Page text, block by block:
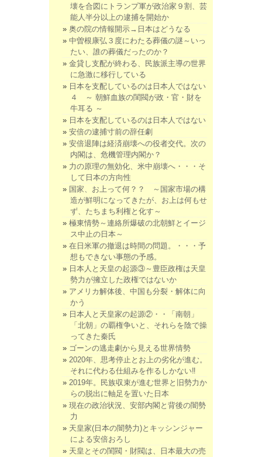
壊を合図にトランプ軍が政治家９割、芸
能人半分以上の逮捕を開始か
奥の院の情報開示→日本はどうなる
中曽根康弘３度にわたる葬儀の謎～いっ
たい、誰の葬儀だったのか？
金貸し支配が終わる、民族派主導の世界
に急激に移行している
日本を支配しているのは日本人ではない
４ ～ 朝鮮血族の閨閥が政・官・財を
牛耳る ～
日本を支配しているのは日本人ではない
安倍の逮捕寸前の辞任劇
安倍退陣は経済崩壊への役者交代。次の
内閣は、危機管理内閣か？
力の原理の無効化、米中崩壊へ・・・そ
して日本の方向性
国家、お上って何？？ ～国家市場の構
造が鮮明になってきたが、お上は何もせ
ず、たちまち利権と化す～
極東情勢～連絡所爆破の北朝鮮とイージ
ス中止の日本～
在日米軍の撤退は時間の問題。・・・予
想もできない事態の予感。
日本人と天皇の起源③～豊臣政権は天皇
勢力が擁立した政権ではないか
アメリカ解体後、中国も分裂・解体に向
かう
日本人と天皇家の起源②・・「南朝」
「北朝」の覇権争いと、それらを陰で操
ってきた秦氏
ゴーンの逃走劇から見える世界情勢
2020年、思考停止とお上の劣化が進む。
それに代わる仕組みを作るしかない‼
2019年。民族収束が進む世界と旧勢力か
らの脱出に軸足を置いた日本
現在の政治状況、安部内閣と背後の闇勢
力
天皇家(日本の闇勢力)とキッシンジャー
による安倍おろし
天皇とその閨閥・財閥は、日本最大の売